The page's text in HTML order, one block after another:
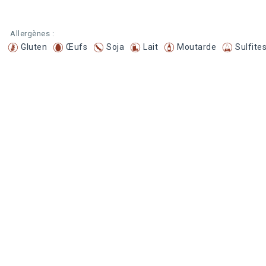
Allergènes :
Gluten Œufs Soja Lait Moutarde Sulfites